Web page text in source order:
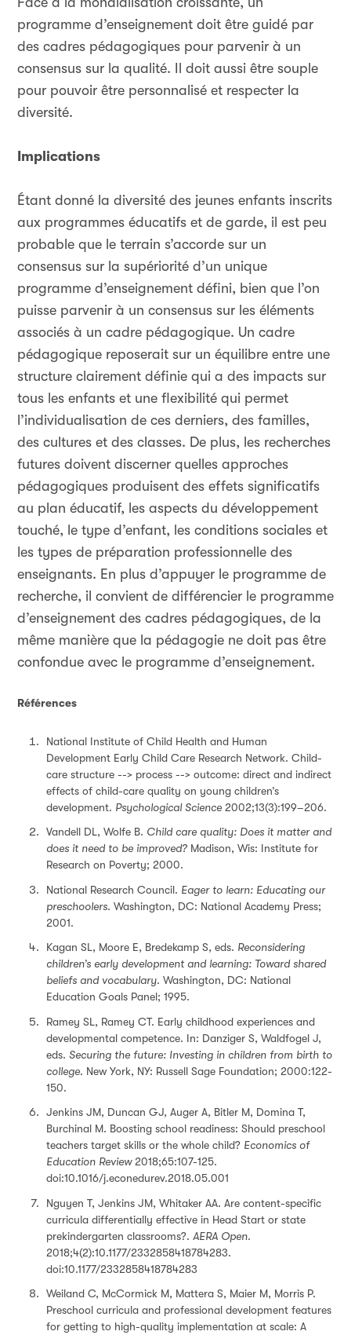
programme d’enseignement doit être guidé par
des cadres pédagogiques pour parvenir à un
consensus sur la qualité. Il doit aussi être souple
pour pouvoir être personnalisé et respecter la
diversité.
Implications
Étant donné la diversité des jeunes enfants inscrits
aux programmes éducatifs et de garde, il est peu
probable que le terrain s’accorde sur un
consensus sur la supériorité d’un unique
programme d’enseignement défini, bien que l’on
puisse parvenir à un consensus sur les éléments
associés à un cadre pédagogique. Un cadre
pédagogique reposerait sur un équilibre entre une
structure clairement définie qui a des impacts sur
tous les enfants et une flexibilité qui permet
l’individualisation de ces derniers, des familles,
des cultures et des classes. De plus, les recherches
futures doivent discerner quelles approches
pédagogiques produisent des effets significatifs
au plan éducatif, les aspects du développement
touché, le type d’enfant, les conditions sociales et
les types de préparation professionnelle des
enseignants. En plus d’appuyer le programme de
recherche, il convient de différencier le programme
d’enseignement des cadres pédagogiques, de la
même manière que la pédagogie ne doit pas être
confondue avec le programme d’enseignement.
Références
National Institute of Child Health and Human
Development Early Child Care Research Network. Child-
care structure --> process --> outcome: direct and indirect
effects of child-care quality on young children’s
development. Psychological Science 2002;13(3):199–206.
Vandell DL, Wolfe B. Child care quality: Does it matter and
does it need to be improved? Madison, Wis: Institute for
Research on Poverty; 2000.
National Research Council. Eager to learn: Educating our
preschoolers. Washington, DC: National Academy Press;
2001.
Kagan SL, Moore E, Bredekamp S, eds. Reconsidering
children’s early development and learning: Toward shared
beliefs and vocabulary. Washington, DC: National
Education Goals Panel; 1995.
Ramey SL, Ramey CT. Early childhood experiences and
developmental competence. In: Danziger S, Waldfogel J,
eds. Securing the future: Investing in children from birth to
college. New York, NY: Russell Sage Foundation; 2000:122-
150.
Jenkins JM, Duncan GJ, Auger A, Bitler M, Domina T,
Burchinal M. Boosting school readiness: Should preschool
teachers target skills or the whole child? Economics of
Education Review2018;65:107-125.
doi:10.1016/j.econedurev.2018.05.001
Nguyen T, Jenkins JM, Whitaker AA. Are content-specific
curricula differentially effective in Head Start or state
prekindergarten classrooms?. AERA Open.
2018;4(2):10.1177/2332858418784283.
doi:10.1177/2332858418784283
Weiland C, McCormick M, Mattera S, Maier M, Morris P.
Preschool curricula and professional development features
for getting to high-quality implementation at scale: A